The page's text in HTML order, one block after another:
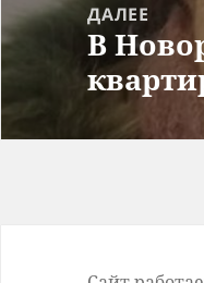
ДАЛЕЕ
запись:
В